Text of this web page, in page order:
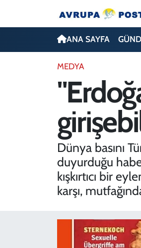
ANA SAYFA
MEDYA
Dünya basını
duyurduğu
kışkırtıcı bir
karşı,
ANA SAYFA
GÜNDEM
ALMANYA
TÜRKİYE
KÜLTÜR
Nöbetçi Eczaneler
Hava Durumu
İstanbul Namaz Vakitleri
Trafik Durumu
Avrupa Ligi Puan Durumu ve
Tüm Manşetler
Son Dakika Haberleri